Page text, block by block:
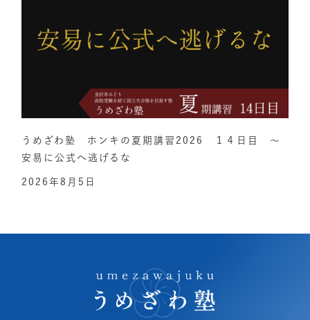
うめざわ塾 ホンキの夏期講習2026 １４日目 ～
安易に公式へ逃げるな
2026年8月5日